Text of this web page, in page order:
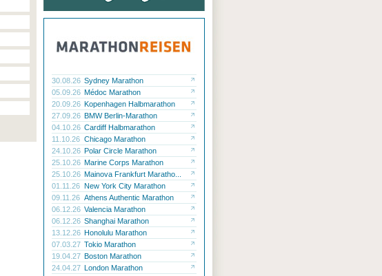
30.08.26 Sydney Marathon
05.09.26 Médoc Marathon
20.09.26 Kopenhagen Halbmarathon
27.09.26 BMW Berlin-Marathon
04.10.26 Cardiff Halbmarathon
11.10.26 Chicago Marathon
24.10.26 Polar Circle Marathon
25.10.26 Marine Corps Marathon
25.10.26 Mainova Frankfurt Maratho...
01.11.26 New York City Marathon
09.11.26 Athens Authentic Marathon
06.12.26 Valencia Marathon
06.12.26 Shanghai Marathon
13.12.26 Honolulu Marathon
07.03.27 Tokio Marathon
19.04.27 Boston Marathon
24.04.27 London Marathon